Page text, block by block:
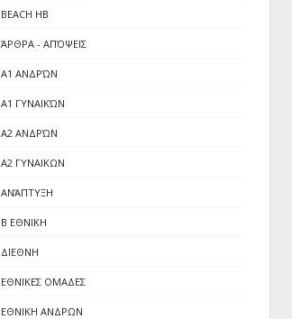
BEACH HB
ΆΡΘΡΑ - ΑΠΌΨΕΙΣ
Α1 ΑΝΔΡΏΝ
Α1 ΓΥΝΑΙΚΏΝ
Α2 ΑΝΔΡΏΝ
Α2 ΓΥΝΑΙΚΩΝ
ΑΝΆΠΤΥΞΗ
Β ΕΘΝΙΚΗ
ΔΙΕΘΝΗ
ΕΘΝΙΚΕΣ ΟΜΑΔΕΣ
ΕΘΝΙΚΗ ΑΝΔΡΩΝ